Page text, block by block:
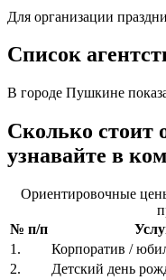
Для организации
Список
В городе Пушкине
Сколько
узнавайте в
Ориентировочные
№ п/п
1.
Корпоратив /
2.
Детский день